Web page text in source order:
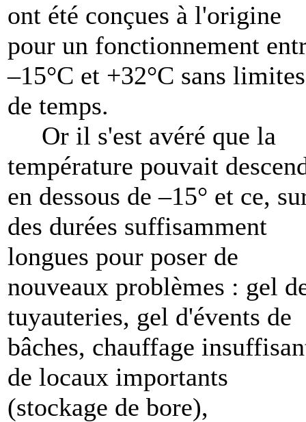
ont été conçues à l'origine
pour un fonctionnement
–15°C et +32°C sans limites
de temps.
Or il s'est avéré que la
température pouvait
en dessous de –15° et ce,
des durées suffisamment
longues pour poser de
nouveaux problèmes : gel
tuyauteries, gel d'évents de
bâches, chauffage
de locaux importants
(stockage de bore),